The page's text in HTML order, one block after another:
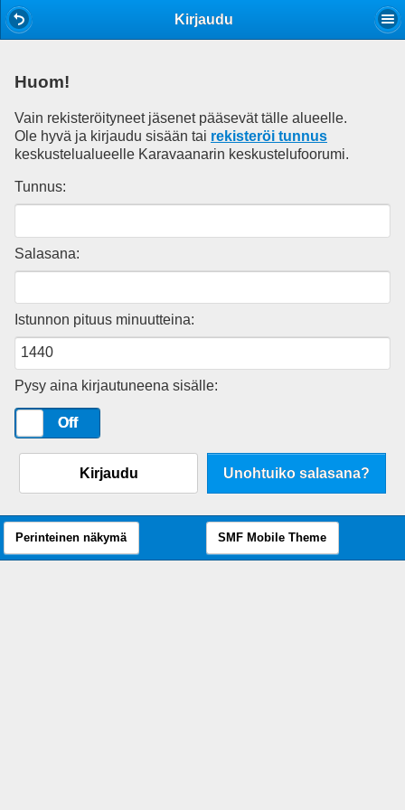
Kirjaudu
Huom!
Vain rekisteröityneet jäsenet pääsevät tälle alueelle.
Ole hyvä ja kirjaudu sisään tai rekisteröi tunnus
keskustelualueelle Karavaanarin keskustelufoorumi.
Tunnus:
Salasana:
Istunnon pituus minuutteina:
Pysy aina kirjautuneena sisälle:
Off
Kirjaudu Unohtuiko salasana?
Perinteinen näkymä SMF Mobile Theme